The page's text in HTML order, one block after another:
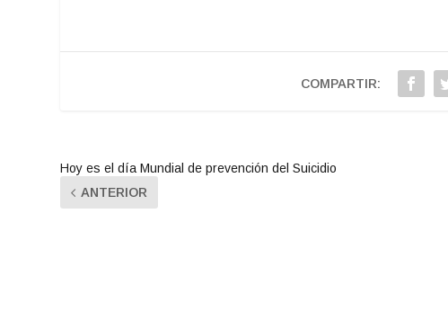
COMPARTIR:
Hoy es el día Mundial de prevención del Suicidio
ANTERIOR